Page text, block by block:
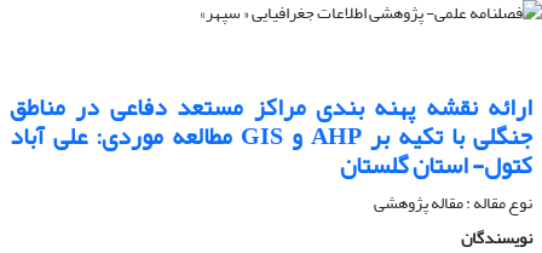
ارائه نقشه پهنه بندی مراکز مستعد دفاعی در مناطق
جنگلی با تکیه بر AHP و GIS مطالعه موردی: علی آباد
کتول- استان گلستان
نوع مقاله : مقاله پژوهشی
نویسندگان